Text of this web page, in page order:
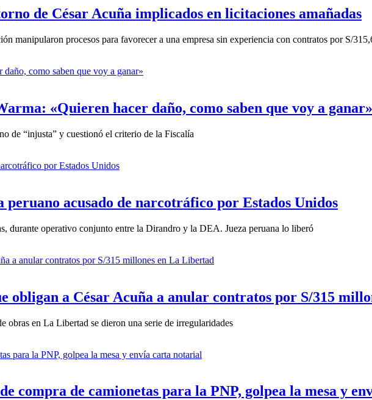
de César Acuña implicados en licitaciones amañadas
manipularon procesos para favorecer a una empresa sin experiencia con contratos por S/
«Quieren hacer daño, como saben que voy a ganar»
de “injusta” y cuestionó el criterio de la Fiscalía
acusado de narcotráfico por Estados Unidos
durante operativo conjunto entre la Dirandro y la DEA. Jueza peruana lo liberó
obligan a César Acuña a anular contratos por S/315
obras en La Libertad se dieron una serie de irregularidades
compra de camionetas para la PNP, golpea la mesa y